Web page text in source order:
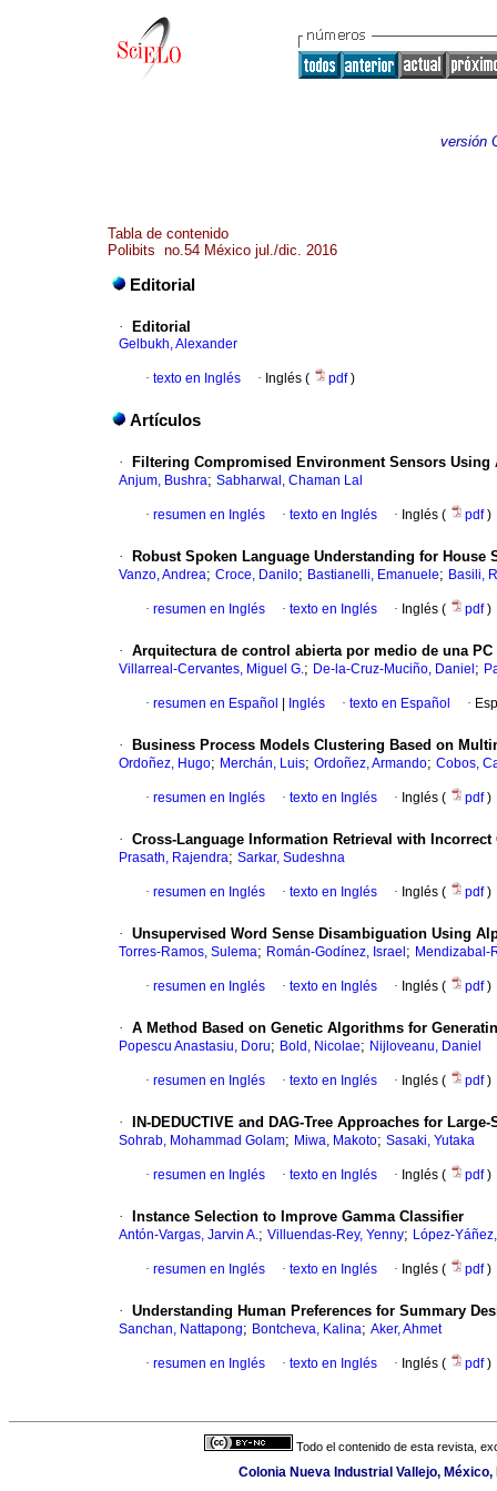
versión
Tabla de contenido
Polibits no.54 México jul./dic. 2016
Editorial
· Editorial
Gelbukh, Alexander
· texto en Inglés · Inglés ( pdf)
Artículos
· Filtering Compromised Environment Sensors
Anjum, Bushra; Sabharwal, Chaman Lal
· resumen en Inglés · texto en Inglés · Inglés ( pdf)
· Robust Spoken Language Understanding for House
Vanzo, Andrea; Croce, Danilo; Bastianelli, Emanuele; Basili,
· resumen en Inglés · texto en Inglés · Inglés ( pdf)
· Arquitectura de control abierta por medio de una
Villarreal-Cervantes, Miguel G.; De-la-Cruz-Muciño, Daniel ;
· resumen en Español Inglés · texto en Español ·
· Business Process Models Clustering Based on
Ordoñez, Hugo; Merchán, Luis; Ordoñez, Armando; Cobos,
· resumen en Inglés · texto en Inglés · Inglés ( pdf)
· Cross-Language Information Retrieval with Incorrect
Prasath, Rajendra; Sarkar, Sudeshna
· resumen en Inglés · texto en Inglés · Inglés ( pdf)
· Unsupervised Word Sense Disambiguation Using
Torres-Ramos, Sulema; Román-Godínez, Israel ; Mendizabal-
· resumen en Inglés · texto en Inglés · Inglés ( pdf)
· A Method Based on Genetic Algorithms for
Popescu Anastasiu, Doru; Bold, Nicolae; Nijloveanu, Daniel
· resumen en Inglés · texto en Inglés · Inglés ( pdf)
· IN-DEDUCTIVE and DAG-Tree Approaches for
Sohrab, Mohammad Golam; Miwa, Makoto; Sasaki, Yutaka
· resumen en Inglés · texto en Inglés · Inglés ( pdf)
· Instance Selection to Improve Gamma Classifier
Antón-Vargas, Jarvin A.; Villuendas-Rey, Yenny; López-
· resumen en Inglés · texto en Inglés · Inglés ( pdf)
· Understanding Human Preferences for Summary
Sanchan, Nattapong; Bontcheva, Kalina; Aker, Ahmet
· resumen en Inglés · texto en Inglés · Inglés ( pdf)
Todo el contenido de esta revista,
Colonia Nueva Industrial Vallejo,